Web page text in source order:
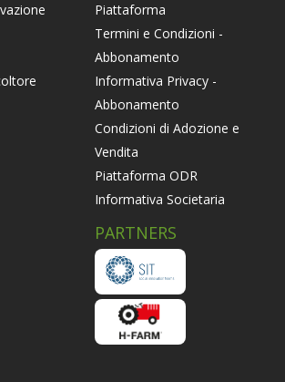
Piattaforma
Termini e Condizioni -
Abbonamento
Informativa Privacy -
Abbonamento
Condizioni di Adozione e
Vendita
Piattaforma ODR
Informativa Societaria
PARTNERS